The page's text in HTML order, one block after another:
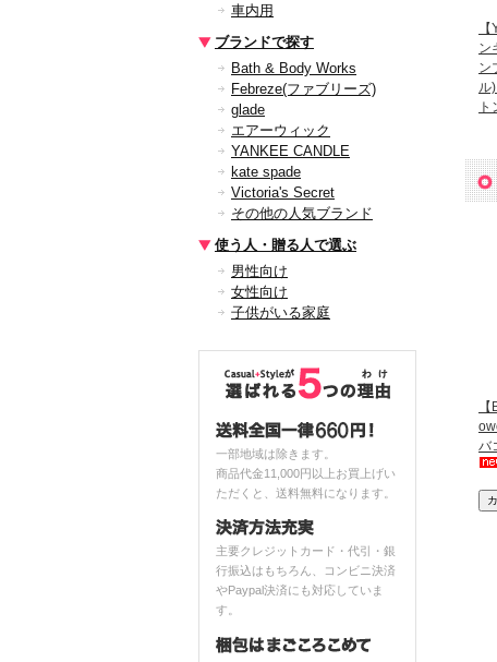
車内用
ブランドで探す
Bath & Body Works
Febreze(ファブリーズ)
glade
エアーウィック
YANKEE CANDLE
kate spade
Victoria's Secret
その他の人気ブランド
使う人・贈る人で選ぶ
男性向け
女性向け
子供がいる家庭
一部地域は除きます。
商品代金11,000円以上お買上げい
ただくと、送料無料になります。
主要クレジットカード・代引・銀
行振込はもちろん、コンビニ決済
やPaypal決済にも対応していま
す。
ン
ン
ル
ト
バ